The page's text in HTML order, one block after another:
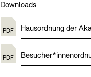
Downloads
Hausordnung der